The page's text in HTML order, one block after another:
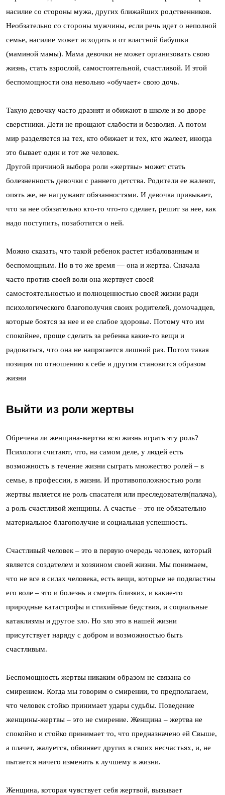
насилие со стороны мужа, других ближайших родственников.
Необзательно со стороны мужчины, если речь идет о неполной
семье, насилие может исходить и от властной бабушки
(маминой мамы). Мама девочки не может организовать свою
жизнь, стать взрослой, самостоятельной, счастливой. И этой
беспомощности она невольно «обучает» свою дочь.
Такую девочку часто дразнят и обижают в школе и во дворе
сверстники. Дети не прощают слабости и безволия. А потом
мир разделяется на тех, кто обижает и тех, кто жалеет, иногда
это бывает один и тот же человек.
Другой причиной выбора роли «жертвы» может стать
болезненность девочки с раннего детства. Родители ее жалеют,
опять же, не нагружают обязанностями. И девочка привыкает,
что за нее обязательно кто-то что-то сделает, решит за нее, как
надо поступить, позаботится о ней.
Можно сказать, что такой ребенок растет избалованным и
беспомощным. Но в то же время — она и жертва. Сначала
часто против своей воли она жертвует своей
самостоятельностью и полноценностью своей жизни ради
психологического благополучия своих родителей, домочадцев,
которые боятся за нее и ее слабое здоровье. Потому что им
спокойнее, проще сделать за ребенка какие-то вещи и
радоваться, что она не напрягается лишний раз. Потом такая
позиция по отношению к себе и другим становится образом
жизни
Выйти из роли жертвы
Обречена ли женщина-жертва всю жизнь играть эту роль?
Психологи считают, что, на самом деле, у людей есть
возможность в течение жизни сыграть множество ролей – в
семье, в профессии, в жизни. И противоположностью роли
жертвы является не роль спасателя или преследователя(палача),
а роль счастливой женщины. А счастье – это не обязательно
материальное благополучие и социальная успешность.
Счастливый человек – это в первую очередь человек, который
является создателем и хозяином своей жизни. Мы понимаем,
что не все в силах человека, есть вещи, которые не подвластны
его воле – это и болезнь и смерть близких, и какие-то
природные катастрофы и стихийные бедствия, и социальные
катаклизмы и другое зло. Но зло это в нашей жизни
присутствует наряду с добром и возможностью быть
счастливым.
Беспомощность жертвы никаким образом не связана со
смирением. Когда мы говорим о смирении, то предполагаем,
что человек стойко принимает удары судьбы. Поведение
женщины-жертвы – это не смирение. Женщина – жертва не
спокойно и стойко принимает то, что предназначено ей Свыше,
а плачет, жалуется, обвиняет других в своих несчастьях, и, не
пытается ничего изменить к лучшему в жизни.
Женщина, которая чувствует себя жертвой, вызывает